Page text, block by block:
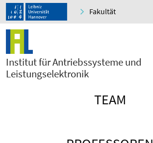
Fakultät
Institut für Antriebssysteme und
Leistungselektronik
TEAM